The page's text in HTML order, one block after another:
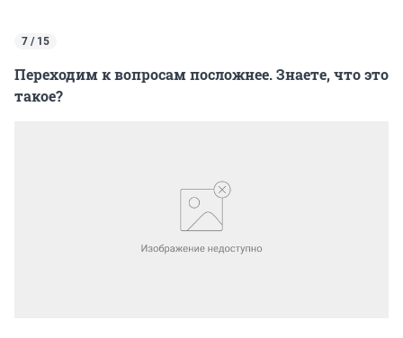
7 / 15
Переходим к вопросам посложнее. Знаете, что это
такое?